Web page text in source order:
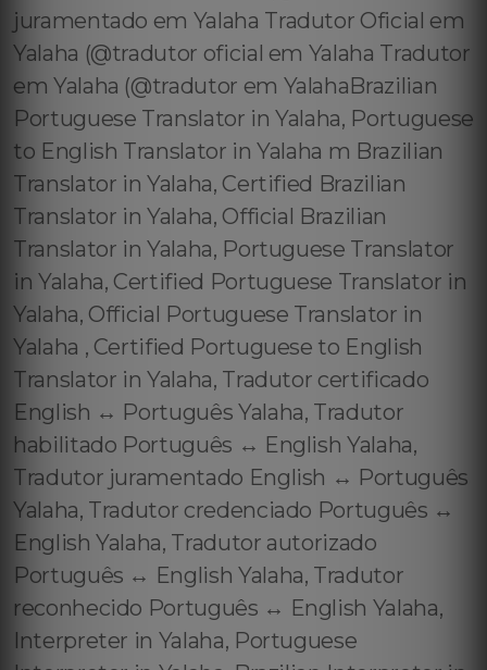
juramentado em Yalaha Tradutor Oficial em
Yalaha (@tradutor oficial em Yalaha Tradutor
em Yalaha (@tradutor em YalahaBrazilian
Portuguese Translator in Yalaha, Portuguese
to English Translator in Yalaha m Brazilian
Translator in Yalaha, Certified Brazilian
Translator in Yalaha, Official Brazilian
Translator in Yalaha, Portuguese Translator
in Yalaha, Certified Portuguese Translator in
Yalaha, Official Portuguese Translator in
Yalaha , Certified Portuguese to English
Translator in Yalaha, Tradutor certificado
English ↔️ Português Yalaha, Tradutor
habilitado Português ↔️ English Yalaha,
Tradutor juramentado English ↔️ Português
Yalaha, Tradutor credenciado Português ↔️
English Yalaha, Tradutor autorizado
Português ↔️ English Yalaha, Tradutor
reconhecido Português ↔️ English Yalaha,
Interpreter in Yalaha, Portuguese